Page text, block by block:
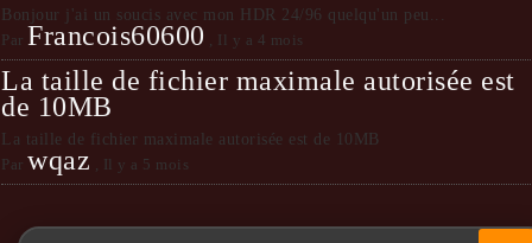
Bonjour j'ai un soucis avec mon HDR 24/96 quelqu'un peu...
Par Francois60600 , Il y a 4 mois
La taille de fichier maximale autorisée est
de 10MB
La taille de fichier maximale autorisée est de 10MB
Par wqaz , Il y a 5 mois